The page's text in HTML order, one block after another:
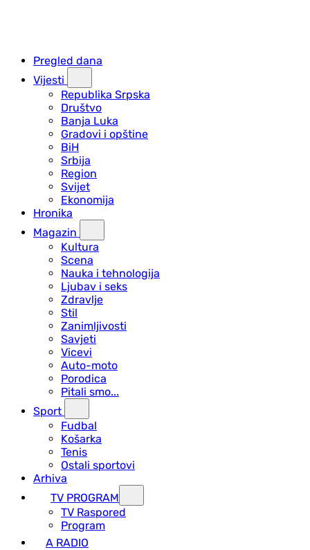
Pregled dana
Vijesti
Republika Srpska
Društvo
Banja Luka
Gradovi i opštine
BiH
Srbija
Region
Svijet
Ekonomija
Hronika
Magazin
Kultura
Scena
Nauka i tehnologija
Ljubav i seks
Zdravlje
Stil
Zanimljivosti
Savjeti
Vicevi
Auto-moto
Porodica
Pitali smo...
Sport
Fudbal
Košarka
Tenis
Ostali sportovi
Arhiva
TV PROGRAM
ТV Raspored
Program
A RADIO